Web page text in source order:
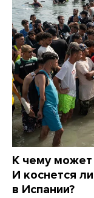
К чему может
И коснется
в Испании?